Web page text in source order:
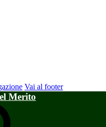
Vai al footer
Merito